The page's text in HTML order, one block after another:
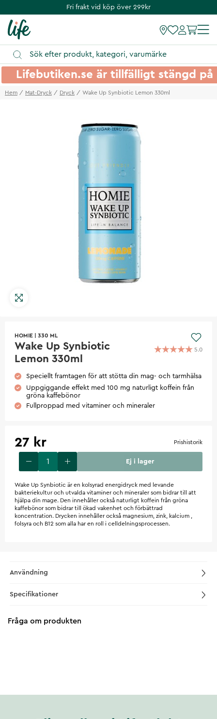
Fri frakt vid köp över 299kr
Lifebutiken.se är tillfälligt stängd
Hem Mat-Dryck Dryck Wake Up Synbiotic Lemon 330ml
HOMIE 330 ML
Wake Up Synbiotic
Lemon 330ml
5.0
Speciellt framtagen för att stötta din mag- och tarmhälsa
Uppgiggande effekt med 100 mg naturligt koffein från
gröna kaffebönor
Fullproppad med vitaminer och mineraler
27 kr Prishistorik
Ej i lager
Wake Up Synbiotic är en kolsyrad energidryck med levande
bakteriekultur och utvalda vitaminer och mineraler som bidrar till att
hjälpa din mage. Den innehåller också naturligt koffein från gröna
kaffebönor som bidrar till ökad vakenhet och förbättrad
koncentration. Drycken innehåller också magnesium, zink, kalcium ,
folsyra och B12 som alla har en roll i celldelningsprocessen.
Användning
Specifikationer
Fråga om produkten